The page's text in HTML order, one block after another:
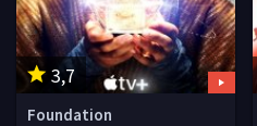
3,7
Foundation